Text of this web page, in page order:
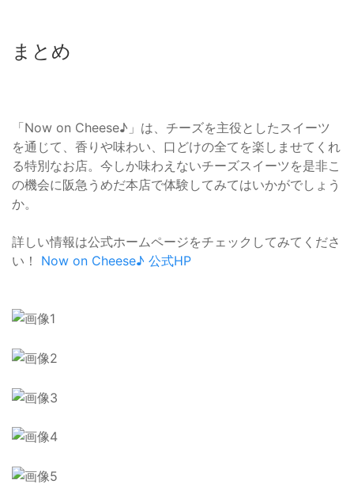
まとめ
「Now on Cheese♪」は、チーズを主役としたスイーツ
を通じて、香りや味わい、口どけの全てを楽しませてくれ
る特別なお店。今しか味わえないチーズスイーツを是非こ
の機会に阪急うめだ本店で体験してみてはいかがでしょう
か。
詳しい情報は公式ホームページをチェックしてみてくださ
い！ Now on Cheese♪ 公式HP